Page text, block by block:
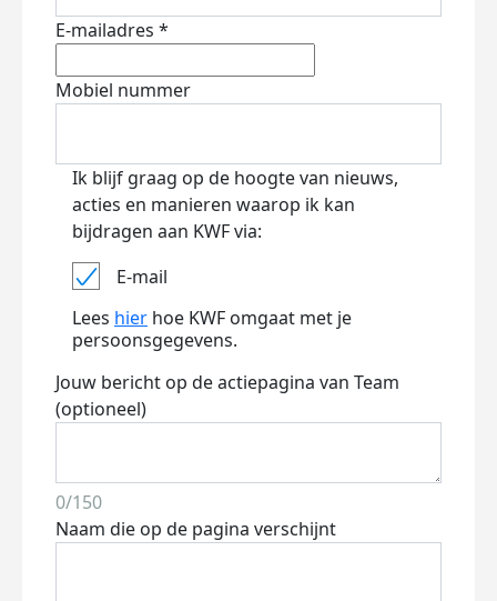
E-mailadres *
Mobiel nummer
Ik blijf graag op de hoogte van nieuws,
acties en manieren waarop ik kan
bijdragen aan KWF via:
E-mail
Lees hier hoe KWF omgaat met je
persoonsgegevens.
Jouw bericht op de actiepagina van Team
(optioneel)
0/150
Naam die op de pagina verschijnt